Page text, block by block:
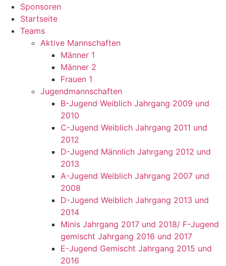
Sponsoren
Startseite
Teams
Aktive Mannschaften
Männer 1
Männer 2
Frauen 1
Jugendmannschaften
B-Jugend Weiblich Jahrgang 2009 und
2010
C-Jugend Weiblich Jahrgang 2011 und
2012
D-Jugend Männlich Jahrgang 2012 und
2013
A-Jugend Weiblich Jahrgang 2007 und
2008
D-Jugend Weiblich Jahrgang 2013 und
2014
Minis Jahrgang 2017 und 2018/ F-Jugend
gemischt Jahrgang 2016 und 2017
E-Jugend Gemischt Jahrgang 2015 und
2016